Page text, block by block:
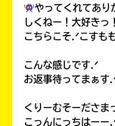
やってくれてあり
しくねー！大好きっ
こちらこそ.ᐟこすも
こんな感じです.ᐟ
お返事待ってまぁす
くりーむそーださま
こっんにっちはーー